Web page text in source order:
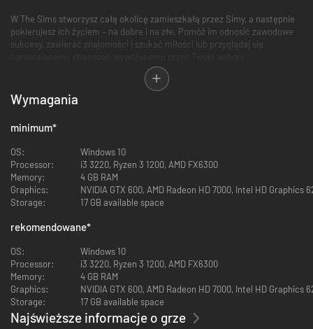
W The Sims stworzysz całą okolicę zamieszkałą przez Simy, a następnie
pokierujesz ich życiem – na dobre i na złe. Pomóż im odnosić zawodowe
sukcesy, zawierać znajomości i szukać miłości lub przyglądaj się
Nieograniczone opcje rozgrywki pozwolą Ci samodzielnie ustanawiać cele
dla swoich Simów i zarządzać ich losami. Jak by nie było, to Twoje
sąsiedztwo i każdy musi Ci się podporządkować, a to, czy Twoich Simów
czeka dostatek, czy nieszczęście, zależy tylko od Ciebie.
W The Sims 2 pokierujesz poczynaniami swoich Simów, a także nadasz im
nich najważniejsze: popularność, pieniądze, rodzina, romanse, a może
wiedza? Zapewnij im długie i pomyślne życie albo spraw, że legnie ono w
gruzach. Stawiaj Simów w skrajnych sytuacjach, takich jak ślub z
kosmitą, praca nad wiekopomną powieścią albo nawet spotkanie z
duchem. Puść wodze fantazji w trybie Stwórz Sima oraz podczas
charakter, pomóż im spełnić marzenia albo doprowadzaj ich do
ostateczności. Jak potoczą się ich losy, gdy to Ty przejmiesz nad nimi
kontrolę?
Zawartość The Sims 25-lecie Zestaw:
The Sims
The Sims 2
Wymagania
minimum*
OS:
Windows 10
Processor:
i3 3220, Ryzen 3 1200, AMD FX6300
Memory:
4 GB RAM
Graphics:
NVIDIA GTX 600, AMD Radeon HD 7000, Intel HD Graphics
Storage:
17 GB available space
rekomendowane*
OS:
Windows 10
Processor:
i3 3220, Ryzen 3 1200, AMD FX6300
Memory:
4 GB RAM
Graphics:
NVIDIA GTX 600, AMD Radeon HD 7000, Intel HD Graphics
Storage:
17 GB available space
Najświeższe informacje o grze